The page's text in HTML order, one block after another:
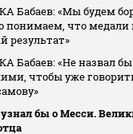
Бабаев: «Мы будем
понимаем, что медали
результат»
Бабаев: «Не назвал
чтобы уже
бы о Месси.